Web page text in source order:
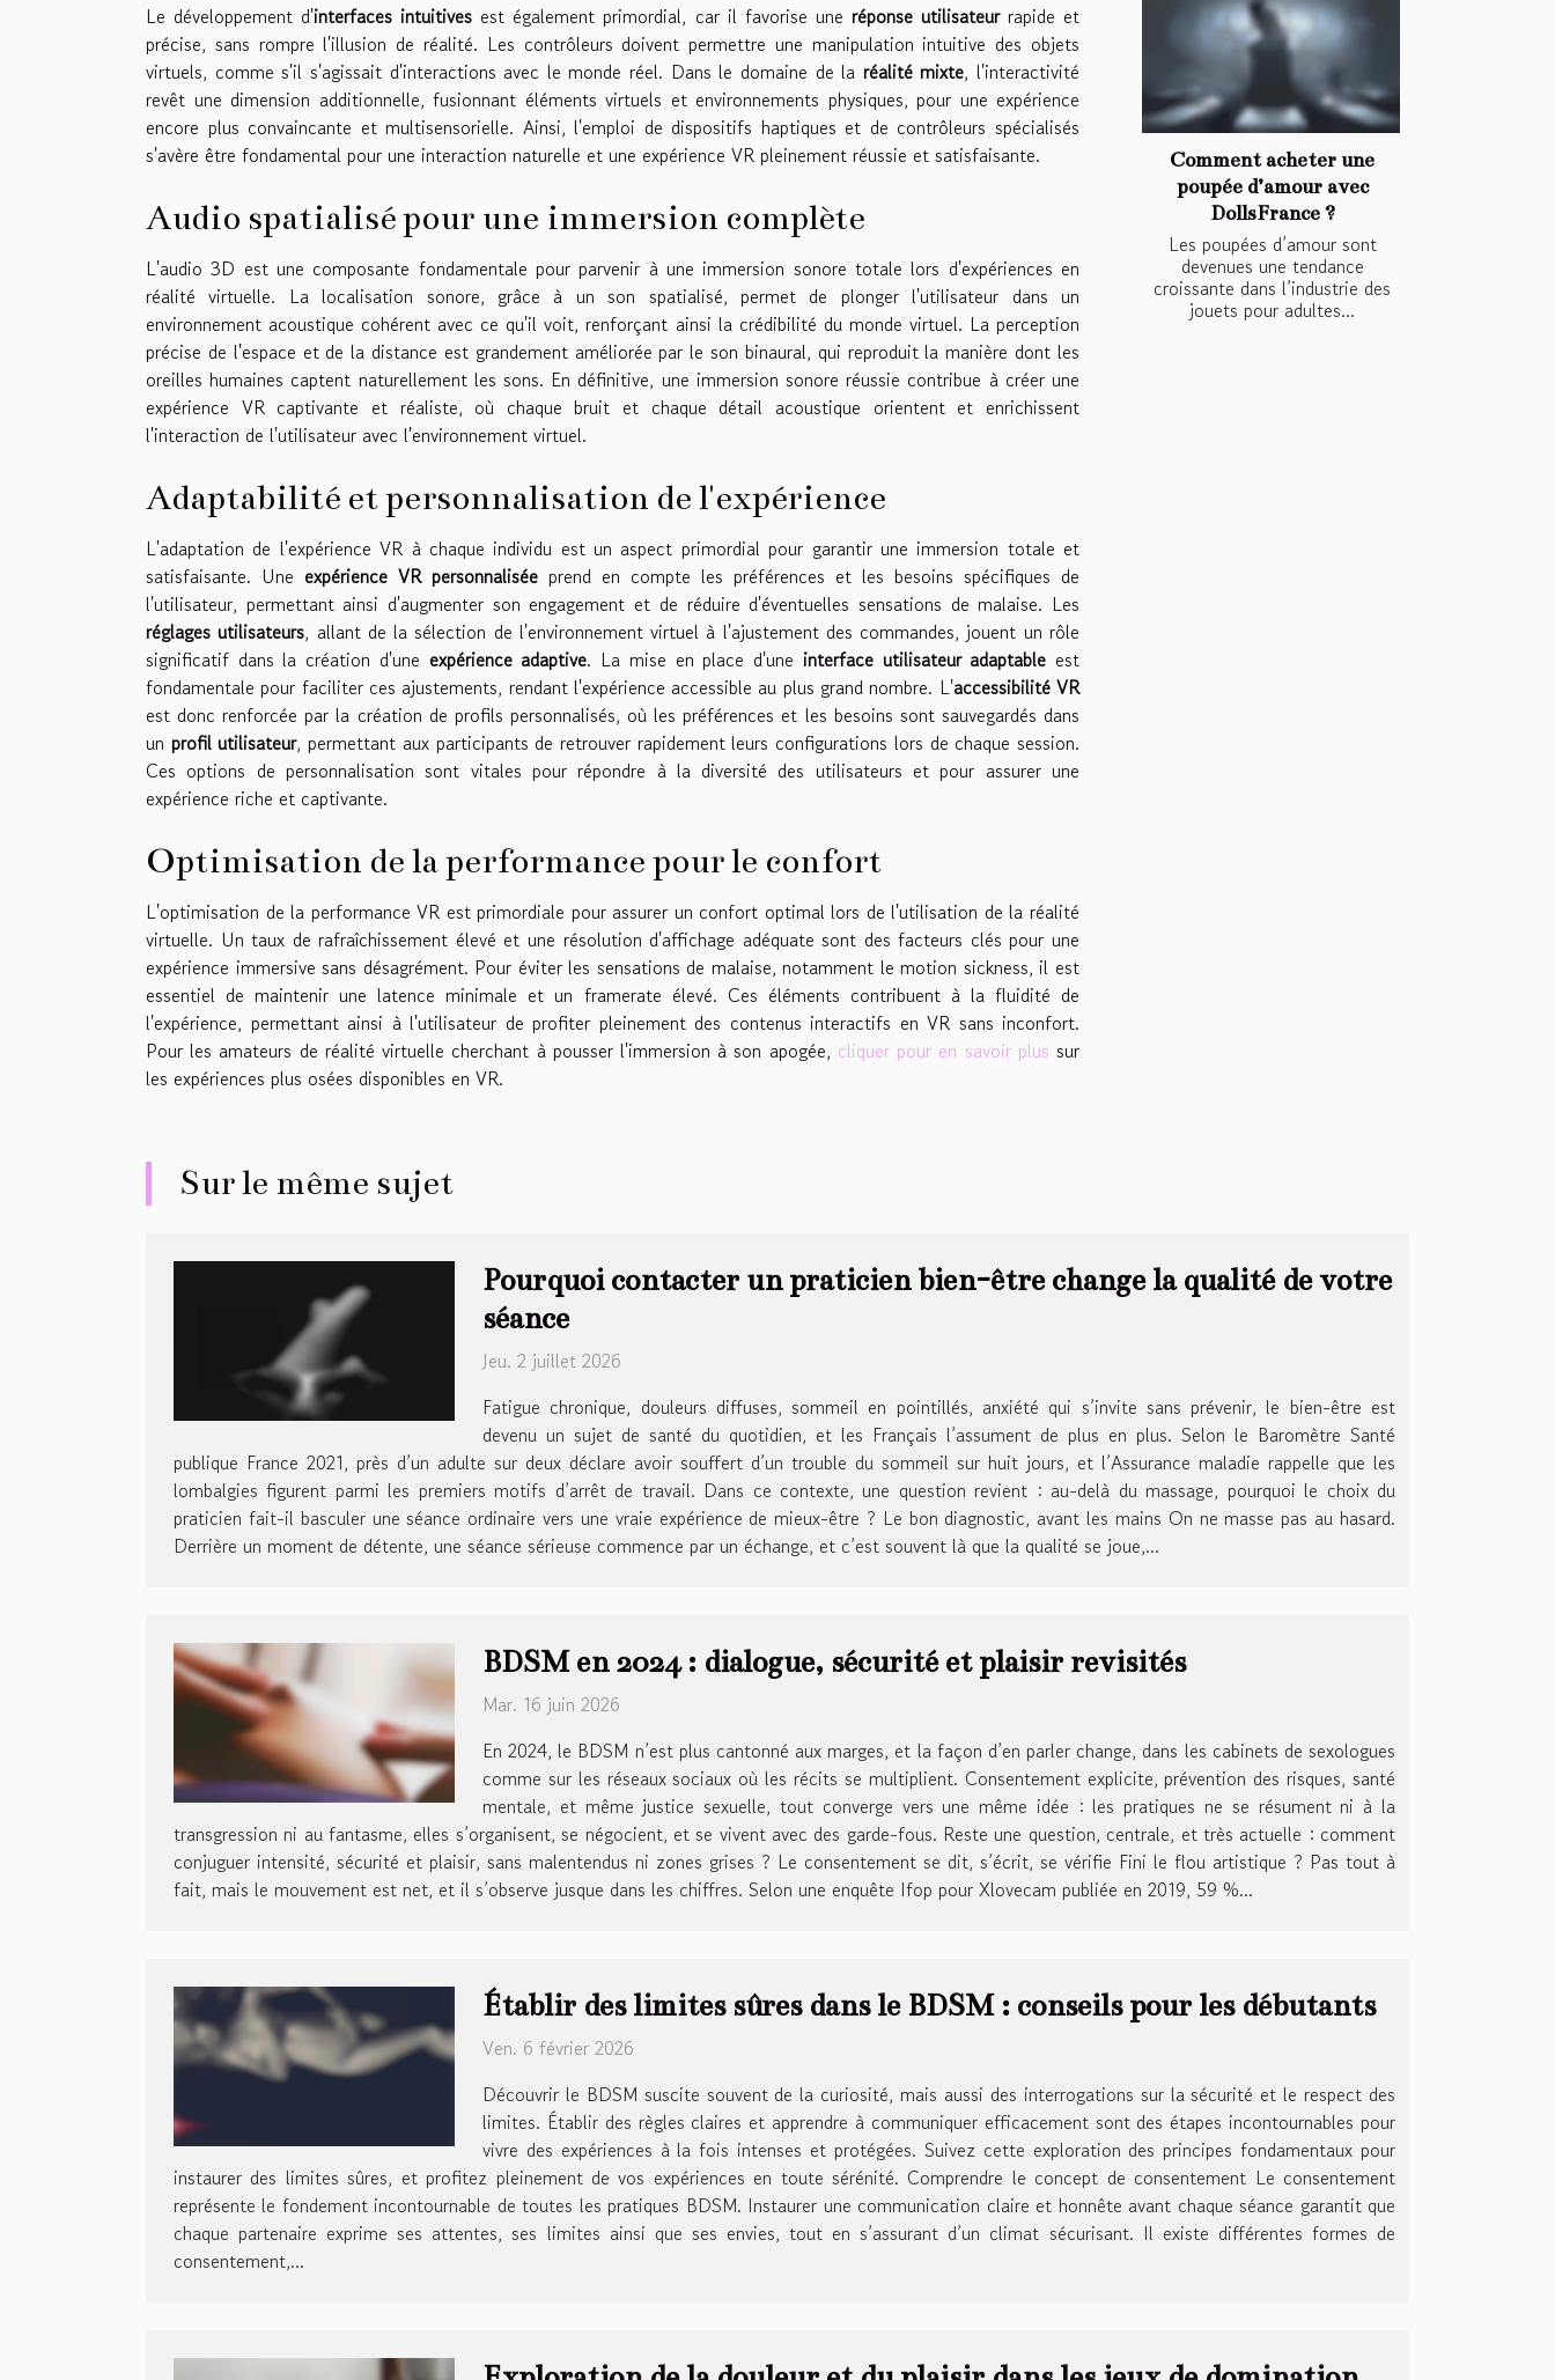
Le développement d'interfaces intuitives est également primordial, car il favorise une réponse utilisateurrapide et
précise, sans rompre l'illusion de réalité. Les contrôleurs doivent permettre une manipulation intuitive des objets
virtuels, comme s'il s'agissait d'interactions avec le monde réel. Dans le domaine de la réalité mixte, l'interactivité
revêt une dimension additionnelle, fusionnant éléments virtuels et environnements physiques, pour une expérience
encore plus convaincante et multisensorielle. Ainsi, l'emploi de dispositifs haptiques et de contrôleurs spécialisés
s'avère être fondamental pour une interaction naturelle et une expérience VR pleinement réussie et satisfaisante.
Audio spatialisé pour une immersion complète
L'audio 3D est une composante fondamentale pour parvenir à une immersion sonore totale lors d'expériences en
réalité virtuelle. La localisation sonore, grâce à un son spatialisé, permet de plonger l'utilisateur dans un
environnement acoustique cohérent avec ce qu'il voit, renforçant ainsi la crédibilité du monde virtuel. La perception
précise de l'espace et de la distance est grandement améliorée par le son binaural, qui reproduit la manière dont les
oreilles humaines captent naturellement les sons. En définitive, une immersion sonore réussie contribue à créer une
expérience VR captivante et réaliste, où chaque bruit et chaque détail acoustique orientent et enrichissent
l'interaction de l'utilisateur avec l'environnement virtuel.
Adaptabilité et personnalisation de l'expérience
L'adaptation de l'expérience VR à chaque individu est un aspect primordial pour garantir une immersion totale et
satisfaisante. Une expérience VR personnalisée prend en compte les préférences et les besoins spécifiques de
l'utilisateur, permettant ainsi d'augmenter son engagement et de réduire d'éventuelles sensations de malaise. Les
réglages utilisateurs, allant de la sélection de l'environnement virtuel à l'ajustement des commandes, jouent un rôle
significatif dans la création d'une expérience adaptive. La mise en place d'une interface utilisateur adaptable est
fondamentale pour faciliter ces ajustements, rendant l'expérience accessible au plus grand nombre. L'accessibilité VR
est donc renforcée par la création de profils personnalisés, où les préférences et les besoins sont sauvegardés dans
un profil utilisateur, permettant aux participants de retrouver rapidement leurs configurations lors de chaque session.
Ces options de personnalisation sont vitales pour répondre à la diversité des utilisateurs et pour assurer une
expérience riche et captivante.
Optimisation de la performance pour le confort
L'optimisation de la performance VR est primordiale pour assurer un confort optimal lors de l'utilisation de la réalité
virtuelle. Un taux de rafraîchissement élevé et une résolution d'affichage adéquate sont des facteurs clés pour une
expérience immersive sans désagrément. Pour éviter les sensations de malaise, notamment le motion sickness, il est
essentiel de maintenir une latence minimale et un framerate élevé. Ces éléments contribuent à la fluidité de
l'expérience, permettant ainsi à l'utilisateur de profiter pleinement des contenus interactifs en VR sans inconfort.
Pour les amateurs de réalité virtuelle cherchant à pousser l'immersion à son apogée, cliquer pour en savoir plus sur
les expériences plus osées disponibles en VR.
Comment acheter une
poupée d’amour avec
DollsFrance ?
Les poupées d’amour sont
devenues une tendance
croissante dans l’industrie des
jouets pour adultes...
Sur le même sujet
Pourquoi contacter un praticien bien-être change la qualité de votre
séance
Jeu. 2 juillet 2026
Fatigue chronique, douleurs diffuses, sommeil en pointillés, anxiété qui s’invite sans prévenir, le bien-être est
devenu un sujet de santé du quotidien, et les Français l’assument de plus en plus. Selon le Baromètre Santé
publique France 2021, près d’un adulte sur deux déclare avoir souffert d’un trouble du sommeil sur huit jours, et l’Assurance maladie rappelle que les
lombalgies figurent parmi les premiers motifs d’arrêt de travail. Dans ce contexte, une question revient : au-delà du massage, pourquoi le choix du
praticien fait-il basculer une séance ordinaire vers une vraie expérience de mieux-être ? Le bon diagnostic, avant les mains On ne masse pas au hasard.
Derrière un moment de détente, une séance sérieuse commence par un échange, et c’est souvent là que la qualité se joue,...
BDSM en 2024 : dialogue, sécurité et plaisir revisités
Mar. 16 juin 2026
En 2024, le BDSM n’est plus cantonné aux marges, et la façon d’en parler change, dans les cabinets de sexologues
comme sur les réseaux sociaux où les récits se multiplient. Consentement explicite, prévention des risques, santé
mentale, et même justice sexuelle, tout converge vers une même idée : les pratiques ne se résument ni à la
transgression ni au fantasme, elles s’organisent, se négocient, et se vivent avec des garde-fous. Reste une question, centrale, et très actuelle : comment
conjuguer intensité, sécurité et plaisir, sans malentendus ni zones grises ? Le consentement se dit, s’écrit, se vérifie Fini le flou artistique ? Pas tout à
fait, mais le mouvement est net, et il s’observe jusque dans les chiffres. Selon une enquête Ifop pour Xlovecam publiée en 2019, 59 %...
Établir des limites sûres dans le BDSM : conseils pour les débutants
Ven. 6 février 2026
Découvrir le BDSM suscite souvent de la curiosité, mais aussi des interrogations sur la sécurité et le respect des
limites. Établir des règles claires et apprendre à communiquer efficacement sont des étapes incontournables pour
vivre des expériences à la fois intenses et protégées. Suivez cette exploration des principes fondamentaux pour
instaurer des limites sûres, et profitez pleinement de vos expériences en toute sérénité. Comprendre le concept de consentement Le consentement
représente le fondement incontournable de toutes les pratiques BDSM. Instaurer une communication claire et honnête avant chaque séance garantit que
chaque partenaire exprime ses attentes, ses limites ainsi que ses envies, tout en s’assurant d’un climat sécurisant. Il existe différentes formes de
consentement,...